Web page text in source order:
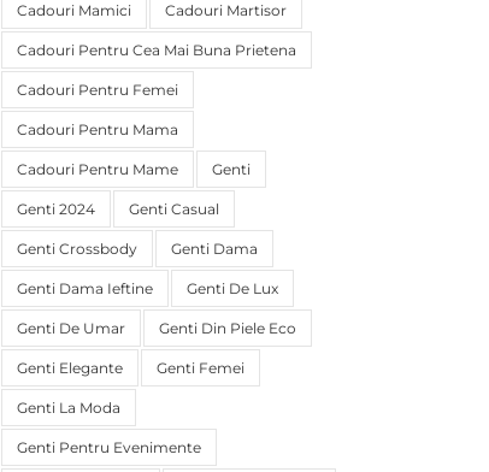
Cadouri Mamici Cadouri Martisor
Cadouri Pentru Cea Mai Buna Prietena
Cadouri Pentru Femei
Cadouri Pentru Mama
Cadouri Pentru Mame Genti
Genti 2024 Genti Casual
Genti Crossbody Genti Dama
Genti Dama Ieftine Genti De Lux
Genti De Umar Genti Din Piele Eco
Genti Elegante Genti Femei
Genti La Moda
Genti Pentru Evenimente